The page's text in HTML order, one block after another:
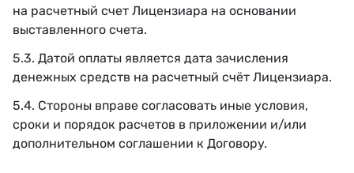
на расчетный счет Лицензиара на основании
выставленного счета.
5.3. Датой оплаты является дата зачисления
денежных средств на расчетный счёт Лицензиара.
5.4. Стороны вправе согласовать иные условия,
сроки и порядок расчетов в приложении и/или
дополнительном соглашении к Договору.